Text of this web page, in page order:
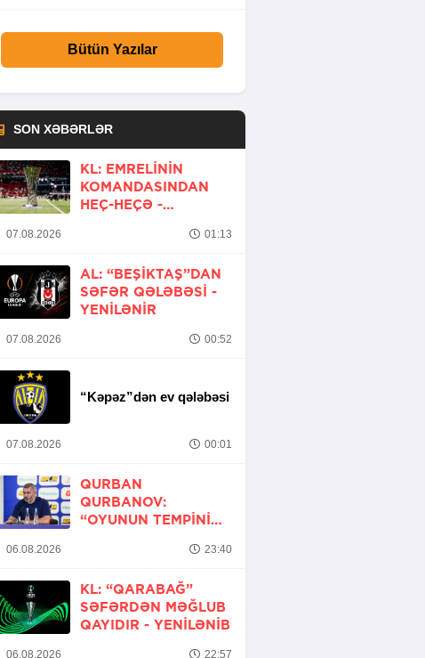
Bütün Yazılar
SON XƏBƏRLƏR
KL: EMRELININ
KOMANDASINDAN
HEÇ-HEÇƏ -
07.08.2026 01:13
AL: “BEŞIKTAŞ”DAN
SƏFƏR QƏLƏBƏSI -
YENİLƏNİR
07.08.2026 00:52
“Kəpəz”dən ev qələbəsi
07.08.2026 00:01
QURBAN
QURBANOV:
“OYUNUN TEMPINI
06.08.2026 23:40
KL: “QARABAĞ”
SƏFƏRDƏN MƏĞLUB
QAYIDIR - YENİLƏNİB
06.08.2026 22:57